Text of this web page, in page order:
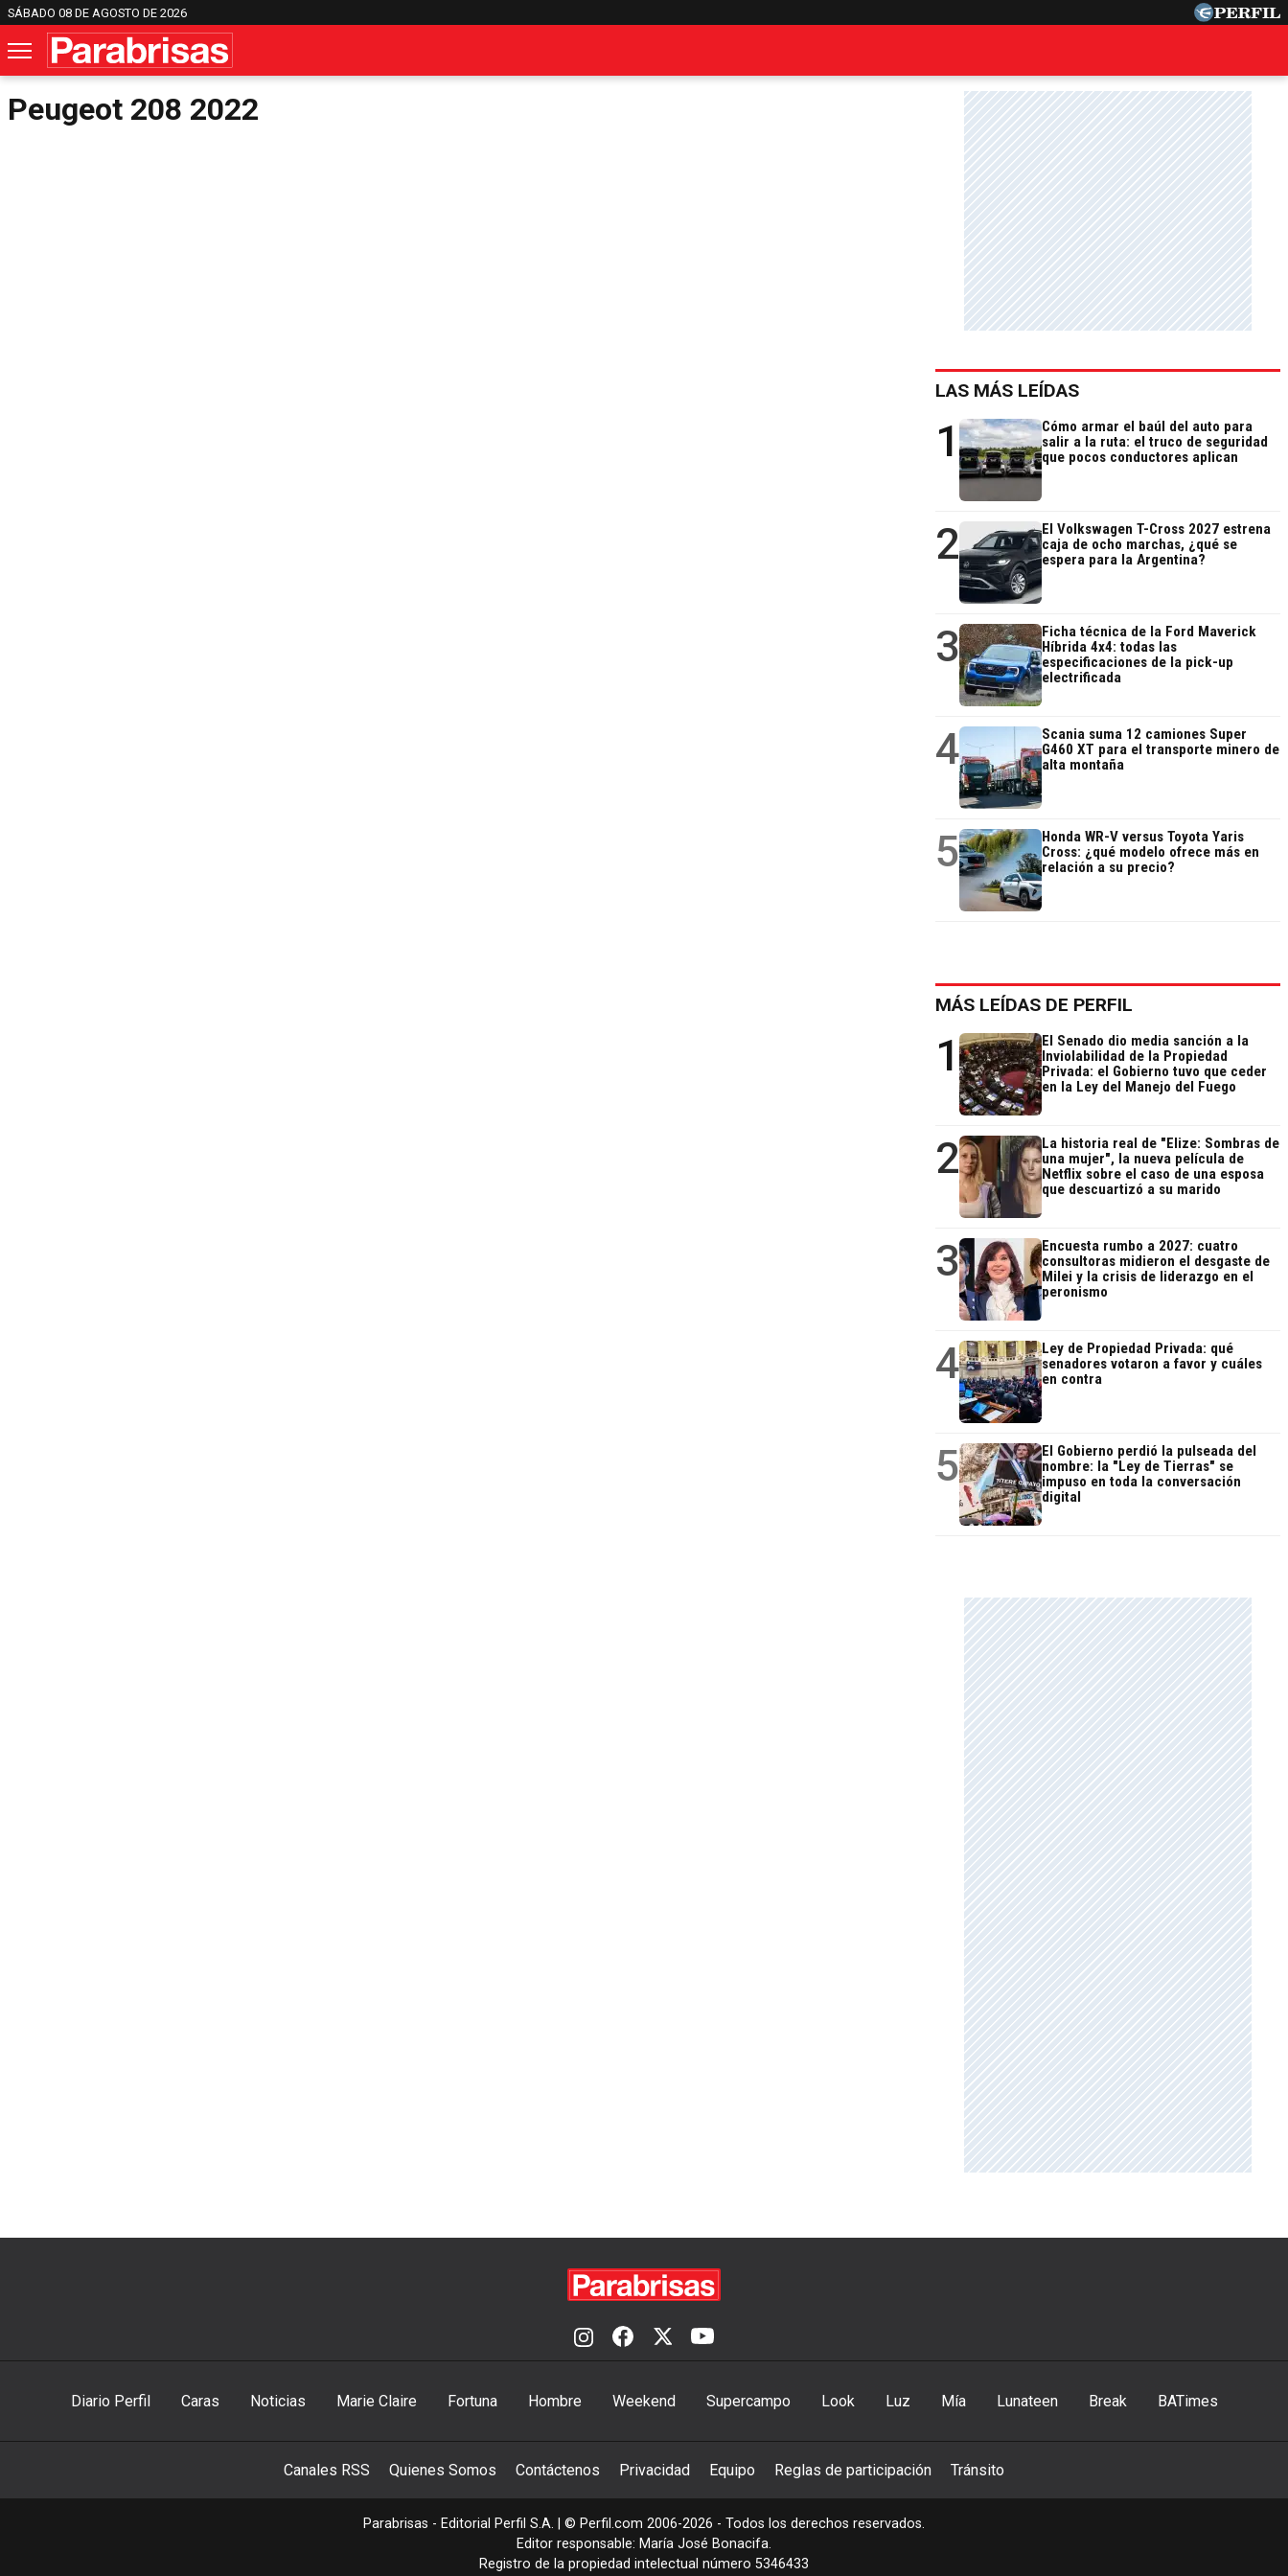
SÁBADO 08 DE AGOSTO DE 2026
Peugeot 208 2022
LAS MÁS LEÍDAS
1
Cómo armar el baúl del auto para
salir a la ruta: el truco de seguridad
que pocos conductores aplican
2
El Volkswagen T-Cross 2027 estrena
caja de ocho marchas, ¿qué se
espera para la Argentina?
3
Ficha técnica de la Ford Maverick
Híbrida 4x4: todas las
especificaciones de la pick-up
electrificada
4
Scania suma 12 camiones Super
G460 XT para el transporte minero de
alta montaña
5
Honda WR-V versus Toyota Yaris
Cross: ¿qué modelo ofrece más en
relación a su precio?
MÁS LEÍDAS DE PERFIL
1
El Senado dio media sanción a la
Inviolabilidad de la Propiedad
Privada: el Gobierno tuvo que ceder
en la Ley del Manejo del Fuego
2
La historia real de "Elize: Sombras de
una mujer", la nueva película de
Netflix sobre el caso de una esposa
que descuartizó a su marido
3
Encuesta rumbo a 2027: cuatro
consultoras midieron el desgaste de
Milei y la crisis de liderazgo en el
peronismo
4
Ley de Propiedad Privada: qué
senadores votaron a favor y cuáles
en contra
5
El Gobierno perdió la pulseada del
nombre: la "Ley de Tierras" se
impuso en toda la conversación
digital
Diario Perfil Caras Noticias Marie Claire Fortuna Hombre Weekend Supercampo Look Luz Mía Lunateen Break BATimes
Canales RSS Quienes Somos Contáctenos Privacidad Equipo Reglas de participación Tránsito
Parabrisas - Editorial Perfil S.A. | © Perfil.com 2006-2026 - Todos los derechos reservados.
Editor responsable: María José Bonacifa.
Registro de la propiedad intelectual número 5346433